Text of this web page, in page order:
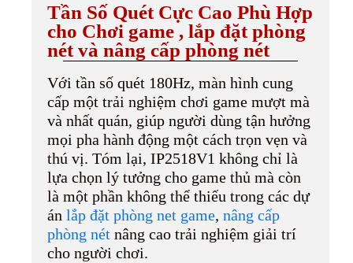
Tần Số Quét Cực Cao Phù Hợp
cho Chơi game , lắp đặt phòng
nét và nâng cấp phòng nét
Với tần số quét 180Hz, màn hình cung
cấp một trải nghiệm chơi game mượt mà
và nhất quán, giúp người dùng tận hưởng
mọi pha hành động một cách trọn vẹn và
thú vị. Tóm lại, IP2518V1 không chỉ là
lựa chọn lý tưởng cho game thủ mà còn
là một phần không thể thiếu trong các dự
án lắp đặt phòng net game, nâng cấp
phòng nét nâng cao trải nghiệm giải trí
cho người chơi.